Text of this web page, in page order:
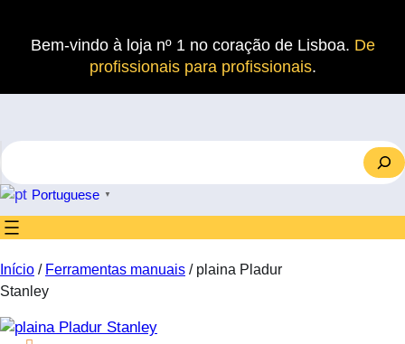
Bem-vindo à loja nº 1 no coração de Lisboa. De
profissionais para profissionais.
S
e
a
r
c
Portuguese ▼
Início / Ferramentas manuais / plaina Pladur
Stanley